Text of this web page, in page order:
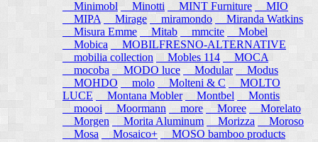
Minimobl Minotti MINT Furniture
MIO
MIPA
Mirage miramondo
Miranda Watkins
Misura Emme
Mitab mmcite
Mobel
Mobica
MOBILFRESNO-ALTERNATIVE
mobilia collection
Mobles 114
MOCA
mocoba
MODO luce Modular
Modus
MOHDO
molo Molteni & C
MOLTO
LUCE
Montana Mobler Montbel
Montis
moooi
Moormann more Moree
Morelato
Morgen
Morita Aluminum Morizza
Moroso
Mosa
Mosaico+
MOSO bamboo products